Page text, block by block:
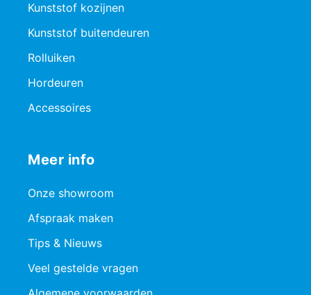
Kunststof kozijnen
Kunststof buitendeuren
Rolluiken
Hordeuren
Accessoires
Meer info
Onze showroom
Afspraak maken
Tips & Nieuws
Veel gestelde vragen